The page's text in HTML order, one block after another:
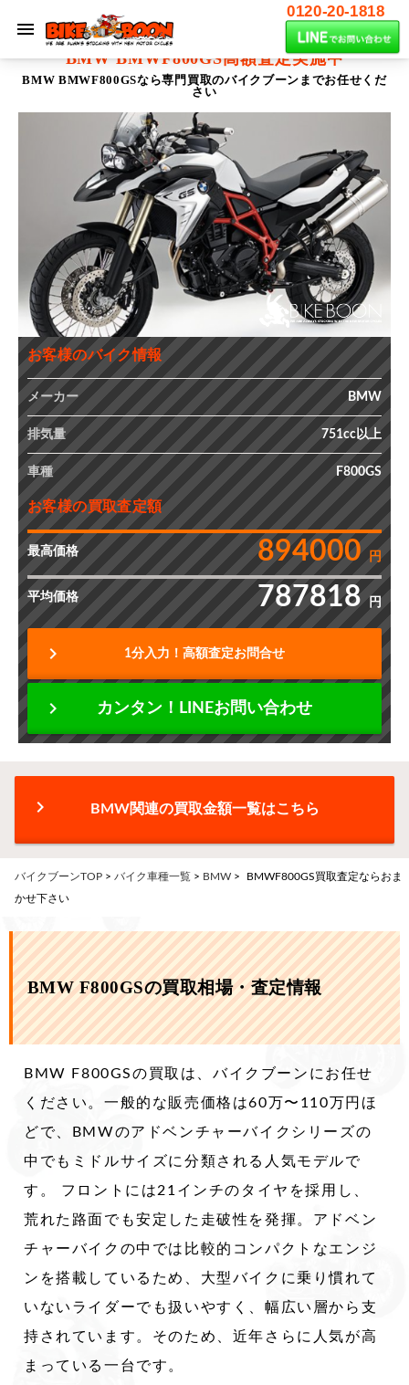
0120-20-1818
BMW BMWF800GS高額査定実施中
BMW BMWF800GSなら専門買取のバイクブーンまでお任せくだ
さい
お客様のバイク情報
メーカー BMW
排気量 751cc以上
車種 F800GS
お客様の買取査定額
最高価格 894000 円
平均価格 787818 円
chevron_right 1分入力！高額査定お問合せ
chevron_right カンタン！LINEお問い合わせ
chevron_right BMW関連の買取金額一覧はこちら
バイクブーンTOP > バイク車種一覧 > BMW >
BMWF800GS買取査定ならおま
かせ下さい
BMW F800GSの買取相場・査定情報
BMW F800GSの買取は、バイクブーンにお任せ
ください。一般的な販売価格は60万〜110万円ほ
どで、BMWのアドベンチャーバイクシリーズの
中でもミドルサイズに分類される人気モデルで
す。 フロントには21インチのタイヤを採用し、
荒れた路面でも安定した走破性を発揮。アドベン
チャーバイクの中では比較的コンパクトなエンジ
ンを搭載しているため、大型バイクに乗り慣れて
いないライダーでも扱いやすく、幅広い層から支
持されています。そのため、近年さらに人気が高
まっている一台です。